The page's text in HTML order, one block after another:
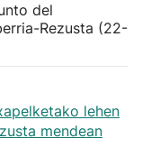
del
Rezusta (22-
lehen
mendean